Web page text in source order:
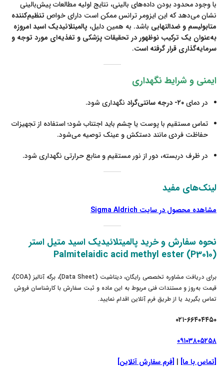
با وجود محدود بودن داده‌های بالینی، نتایج اولیه مطالعات پیش‌بالینی
نشان می‌دهد که این ایزومر ترانس ممکن است دارای خواص تنظیم‌کننده
متابولیسم و ضدالتهابی باشد. به همین دلیل، پالمیتلائیدیک اسید امروزه
به‌عنوان یک ترکیب نوظهور در تحقیقات پزشکی و تغذیه‌ای مورد توجه و
سرمایه‌گذاری قرار گرفته است.
ایمنی و شرایط نگهداری
در دمای۲۰- درجه سانتی‌گراد
نگهداری شود.
تماس مستقیم با پوست یا چشم باید اجتناب شود؛ استفاده از تجهیزات
حفاظت فردی مانند دستکش و عینک توصیه می‌شود.
در ظرف دربسته، دور از نور مستقیم و منابع حرارتی نگهداری شود.
لینک‌های مفید
مشاهده محصول در سایت Sigma Aldrich
نحوه سفارش و خرید پالمیتلائیدیک اسید متیل استر
(P3010) Palmitelaidic acid methyl ester
برای دریافت مشاوره تخصصی رایگان، دیتاشیت (Data Sheet)، برگه آنالیز (COA)،
قیمت به‌روز و مستندات فنی مربوط به این ماده و ثبت سفارش با کارشناسان فروش
تماس بگیرید یا از طریق فرم آنلاین اقدام نمایید.
۰۲۱-۶۶۴۰۴۴۵۰
۰۹۱۰۳۸۰۵۲۵۸
[تماس با ما] | [فرم سفارش آنلاین]